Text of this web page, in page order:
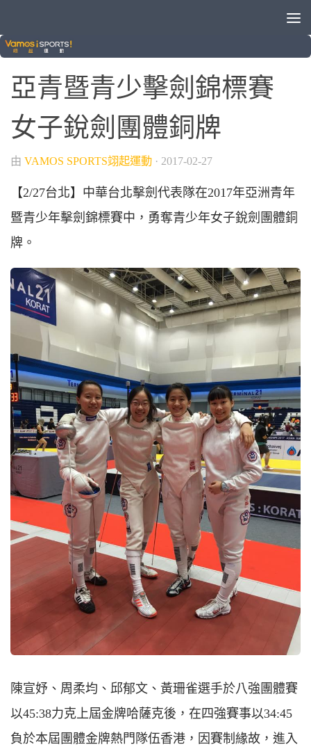
擊劍 / 綜合運動
亞青暨青少擊劍錦標賽
女子銳劍團體銅牌
由 VAMOS SPORTS翊起運動 · 2017-02-27
【2/27台北】中華台北擊劍代表隊在2017年亞洲青年
暨青少年擊劍錦標賽中，勇奪青少年女子銳劍團體銅
牌。
陳宣妤、周柔均、邱郁文、黃珊雀選手於八強團體賽
以45:38力克上屆金牌哈薩克後，在四強賽事以34:45
負於本屆團體金牌熱門隊伍香港，因賽制緣故，進入